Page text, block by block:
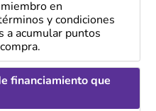
en
y condiciones
a acumular puntos
financiamiento que